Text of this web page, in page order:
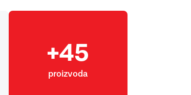
+45
proizvoda